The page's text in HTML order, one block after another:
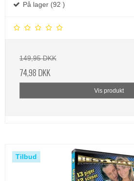
På lager (92 )
149,95 DKK
74,98 DKK
Vis produkt
Tilbud